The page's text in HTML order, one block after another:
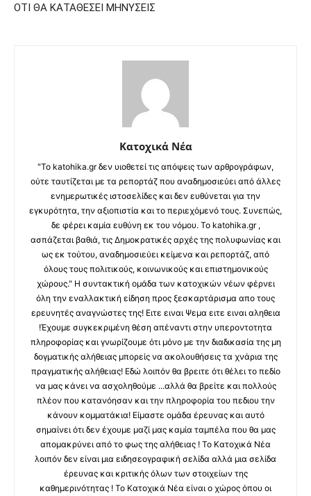
ΟΤΙ ΘΑ ΚΑΤΑΘΕΣΕΙ ΜΗΝΥΣΕΙΣ
Κατοχικά Νέα
"Το katohika.gr δεν υιοθετεί τις απόψεις των αρθρογράφων,
ούτε ταυτίζεται με τα ρεπορτάζ που αναδημοσιεύει από άλλες
ενημερωτικές ιστοσελίδες και δεν ευθύνεται για την
εγκυρότητα, την αξιοπιστία και το περιεχόμενό τους. Συνεπώς,
δε φέρει καμία ευθύνη εκ του νόμου. Το katohika.gr ,
ασπάζεται βαθιά, τις Δημοκρατικές αρχές της πολυφωνίας και
ως εκ τούτου, αναδημοσιεύει κείμενα και ρεπορτάζ, από
όλους τους πολιτικούς, κοινωνικούς και επιστημονικούς
χώρους." Η συντακτική ομάδα των κατοχικών νέων φέρνει
όλη την εναλλακτική είδηση προς ξεσκαρτάρισμα απο τους
ερευνητές αναγνώστες της! Ειτε ειναι Ψεμα ειτε ειναι αληθεια
!Έχουμε συγκεκριμένη θέση απέναντι στην υπεροντοτητα
πληροφορίας και γνωρίζουμε ότι μόνο με την διαδικασία της μη
δογματικής αλήθειας μπορείς να ακολουθήσεις τα χνάρια της
πραγματικής αλήθειας! Εδώ λοιπόν θα βρειτε ότι θέλει το πεδίο
να μας κάνει να ασχοληθούμε ...αλλά θα βρείτε και πολλούς
πλέον που κατανόησαν και την πληροφορία του πεδιου την
κάνουν κομματάκια! Είμαστε ομάδα έρευνας και αυτό
σημαίνει ότι δεν έχουμε μαζί μας καμία ταμπέλα που θα μας
απομακρύνει από το φως της αλήθειας ! Το Κατοχικά Νέα
λοιπόν δεν είναι μια ειδησεογραφική σελίδα αλλά μια σελίδα
έρευνας και κριτικής όλων των στοιχείων της
καθημερινότητας ! Το Κατοχικά Νέα είναι ο χώρος όπου οι